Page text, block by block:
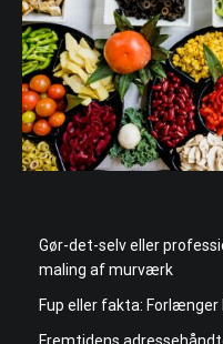
Gør-det-selv eller
maling af murværk
Fup eller fakta:
Fremtidens